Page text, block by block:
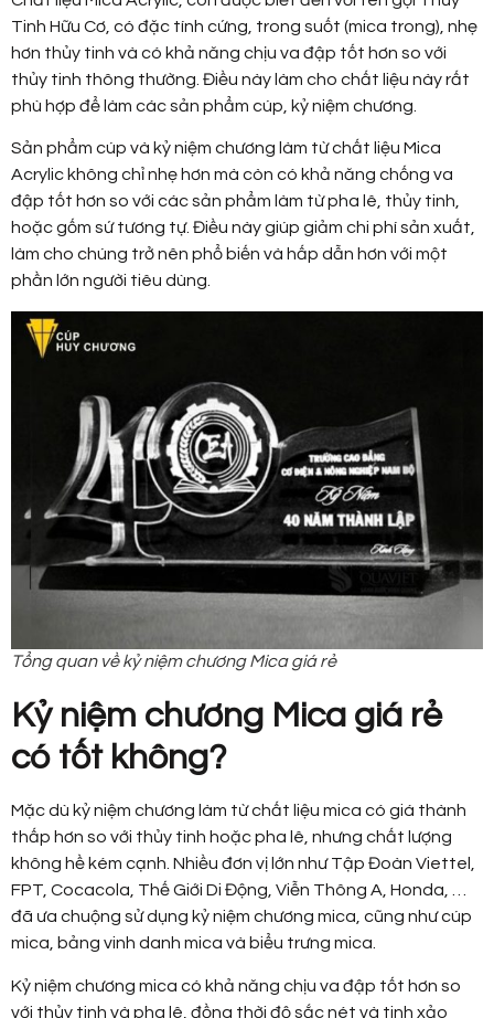
Tinh Hữu Cơ, có đặc tính cứng, trong suốt (mica trong), nhẹ
hơn thủy tinh và có khả năng chịu va đập tốt hơn so với
thủy tinh thông thường. Điều này làm cho chất liệu này rất
phù hợp để làm các sản phẩm cúp, kỷ niệm chương.
Sản phẩm cúp và kỷ niệm chương làm từ chất liệu Mica
Acrylic không chỉ nhẹ hơn mà còn có khả năng chống va
đập tốt hơn so với các sản phẩm làm từ pha lê, thủy tinh,
hoặc gốm sứ tương tự. Điều này giúp giảm chi phí sản xuất,
làm cho chúng trở nên phổ biến và hấp dẫn hơn với một
phần lớn người tiêu dùng.
Tổng quan về kỷ niệm chương Mica giá rẻ
Kỷ niệm chương Mica giá rẻ
có tốt không?
Mặc dù kỷ niệm chương làm từ chất liệu mica có giá thành
thấp hơn so với thủy tinh hoặc pha lê, nhưng chất lượng
không hề kém cạnh. Nhiều đơn vị lớn như Tập Đoàn Viettel,
FPT, Cocacola, Thế Giới Di Động, Viễn Thông A, Honda, …
đã ưa chuộng sử dụng kỷ niệm chương mica, cũng như cúp
mica, bảng vinh danh mica và biểu trưng mica.
Kỷ niệm chương mica có khả năng chịu va đập tốt hơn so
với thủy tinh và pha lê, đồng thời độ sắc nét và tinh xảo